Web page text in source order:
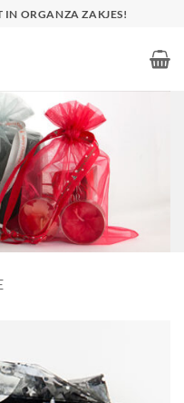
IN ORGANZA ZAKJES!